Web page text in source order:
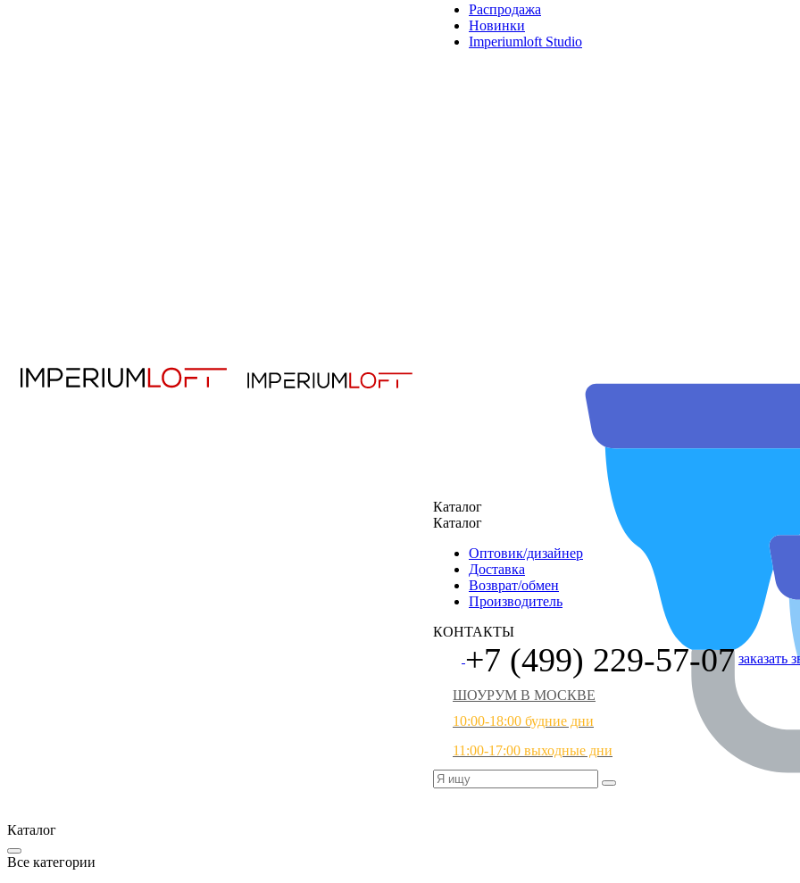
Распродажа
Новинки
Imperiumloft Studio
Каталог
Каталог
Оптовик/дизайнер
Доставка
Возврат/обмен
Производитель
КОНТАКТЫ
+7 (499) 229-57-07 заказать
ШОУРУМ В МОСКВЕ
10:00-18:00 будние дни
11:00-17:00 выходные дни
Каталог
Все категории